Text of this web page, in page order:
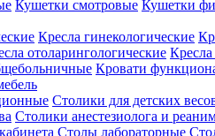
Кушетки смотровые Кушетки
Кресла гинекологические
отоларингологические
Кровати
Столики для детских
Столики анестезиолога и
Столы лабораторные